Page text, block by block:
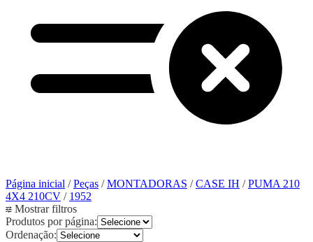
Página inicial /Peças /MONTADORAS /CASE IH /PUMA 210
4X4 210CV / 1952
Mostrar filtros
Produtos por página:
Ordenação: